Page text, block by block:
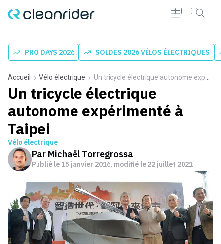
PRO DAYS 2026 SOLDES 2026 VÉLOS ÉLECTRIQUES
Accueil Vélo électrique Un tricycle électrique autonome expérimenté à Taipei
Un tricycle électrique
autonome expérimenté à
Taipei
Vélo électrique
Par Michaël Torregrossa
Publié le15 janvier 2016, modifié le 22 juillet 2021